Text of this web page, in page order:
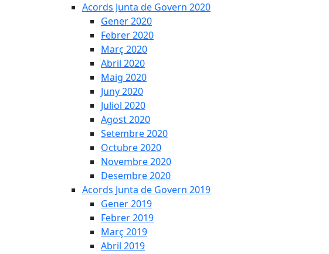
Acords Junta de Govern 2020
Gener 2020
Febrer 2020
Març 2020
Abril 2020
Maig 2020
Juny 2020
Juliol 2020
Agost 2020
Setembre 2020
Octubre 2020
Novembre 2020
Desembre 2020
Acords Junta de Govern 2019
Gener 2019
Febrer 2019
Març 2019
Abril 2019